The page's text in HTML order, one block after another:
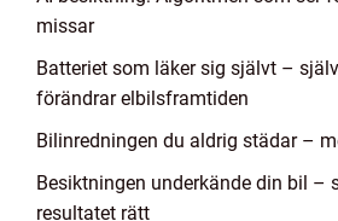
missar
Batteriet som läker sig självt –
förändrar elbilsframtiden
Bilinredningen du aldrig städar –
Besiktningen underkände din bil –
resultatet rätt